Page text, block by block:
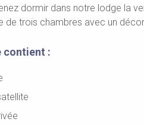
dormir dans notre lodge la
de trois chambres avec un
contient :